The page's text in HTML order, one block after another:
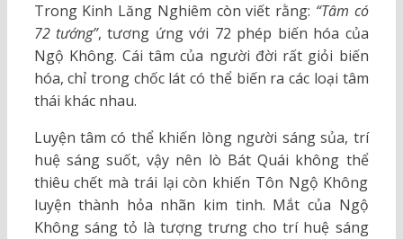
Trong Kinh Lăng Nghiêm còn viết rằng: “Tâm có
72 tướng”, tương ứng với 72 phép biến hóa của
Ngộ Không. Cái tâm của người đời rất giỏi biến
hóa, chỉ trong chốc lát có thể biến ra các loại tâm
thái khác nhau.
Luyện tâm có thể khiến lòng người sáng sủa, trí
huệ sáng suốt, vậy nên lò Bát Quái không thể
thiêu chết mà trái lại còn khiến Tôn Ngộ Không
luyện thành hỏa nhãn kim tinh. Mắt của Ngộ
Không sáng tỏ là tượng trưng cho trí huệ sáng